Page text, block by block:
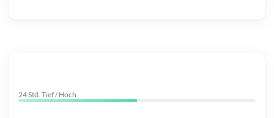
24 Std. Tief / Hoch